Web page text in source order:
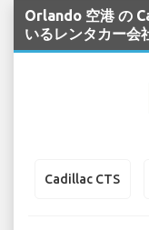
Orlando 空港 の
いるレンタカー会
Cadillac CTS